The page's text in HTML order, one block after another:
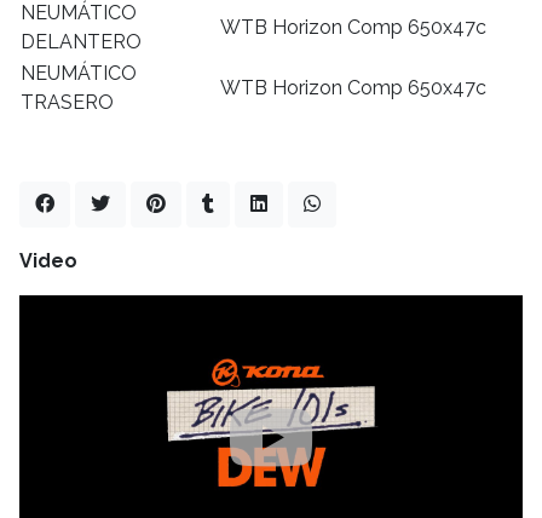
NEUMÁTICO
DELANTERO
WTB Horizon Comp 650x47c
NEUMÁTICO
TRASERO
WTB Horizon Comp 650x47c
Video